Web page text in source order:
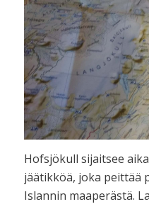
Hofsjökull sijaitsee
jäätikköä, joka peittää
Islannin maaperästä.